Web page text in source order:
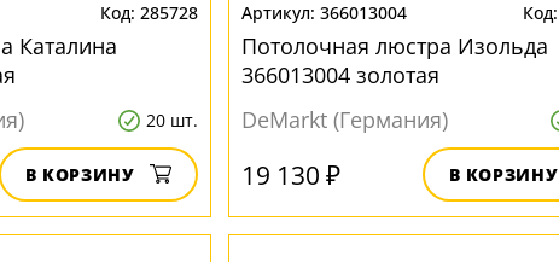
285728
Каталина
20 шт.
В КОРЗИНУ
366013004
Потолочная люстра Изольда
366013004 золотая
DeMarkt (Германия)
19 130 ₽ В КОРЗИНУ